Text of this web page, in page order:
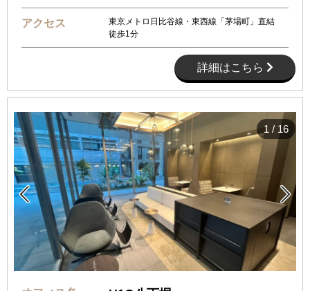
アクセス
東京メトロ日比谷線・東西線「茅場町」直結
徒歩1分
詳細はこちら
 
1 / 16